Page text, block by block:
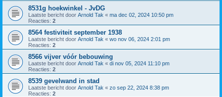
8531g hoekwinkel - JvDG
Laatste bericht door Arnold Tak « ma dec 02, 2024 10:50 pm
Reacties: 2
8564 festiviteit september 1938
Laatste bericht door Arnold Tak « wo nov 06, 2024 2:01 pm
Reacties: 2
8566 vijver vóór bebouwing
Laatste bericht door Arnold Tak « di nov 05, 2024 11:10 pm
Reacties: 2
8539 gevelwand in stad
Laatste bericht door Arnold Tak « zo sep 22, 2024 8:38 pm
Reacties: 2